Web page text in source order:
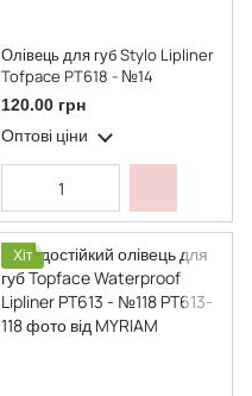
Олівець для губ Stylo Lipliner
Tofpace PT618 - №14
120.00 грн
Оптові ціни
Хіт